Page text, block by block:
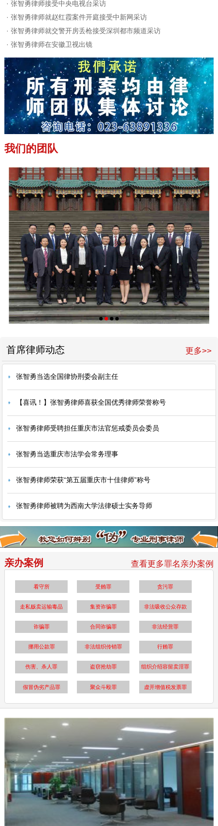
· 张智勇律师接受中央电视台采访
· 张智勇律师就赵红霞案件开庭接受中新网采访
· 张智勇律师就交警开房丢枪接受深圳都市频道采访
· 张智勇律师在安徽卫视出镜
我们的团队
更多>>
首席律师动态
张智勇当选全国律协刑委会副主任
【喜讯！】张智勇律师喜获全国优秀律师荣誉称号
张智勇律师受聘担任重庆市法官惩戒委员会委员
张智勇当选重庆市法学会常务理事
张智勇律师荣获“第五届重庆市十佳律师”称号
张智勇律师被聘为西南大学法律硕士实务导师
亲办案例 查看更多罪名亲办案例
看守所 受贿罪 贪污罪
走私贩卖运输毒品 集资诈骗罪 非法吸收公众存款
诈骗罪 合同诈骗罪 非法经营罪
挪用公款罪 非法组织传销罪 行贿罪
伤害、杀人罪 盗窃抢劫罪 组织介绍容留卖淫罪
假冒伪劣产品罪 聚众斗殴罪 虚开增值税发票罪